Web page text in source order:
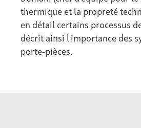
thermique et la propreté
en détail certains processus
décrit ainsi l'importance des
porte-pièces.